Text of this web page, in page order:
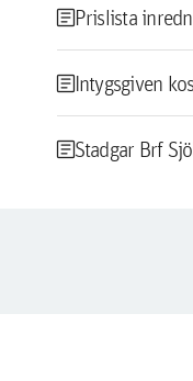
articlePrislista
articleIntygsgiven
articleStadgar Brf